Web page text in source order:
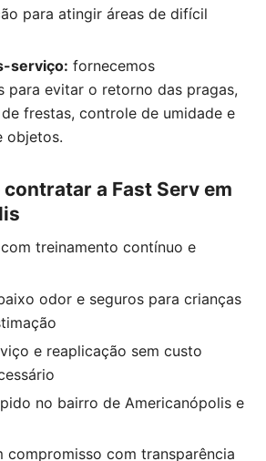
para atingir áreas de difícil
serviço: fornecemos
para evitar o retorno das pragas,
frestas, controle de umidade e
objetos.
a Fast Serv em
treinamento contínuo e
odor e seguros para crianças
e reaplicação sem custo
no bairro de Americanópolis e
compromisso com transparência